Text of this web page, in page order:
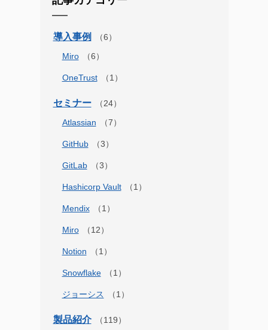
導入事例
Miro
OneTrust
セミナー
Atlassian
GitHub
GitLab
Hashicorp Vault
Mendix
Miro
Notion
Snowflake
ジョーシス
製品紹介